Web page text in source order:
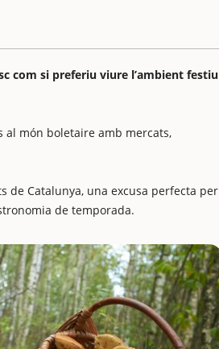
com si preferiu viure l’ambient festiu
al món boletaire amb mercats,
Catalunya, una excusa perfecta per
de temporada.